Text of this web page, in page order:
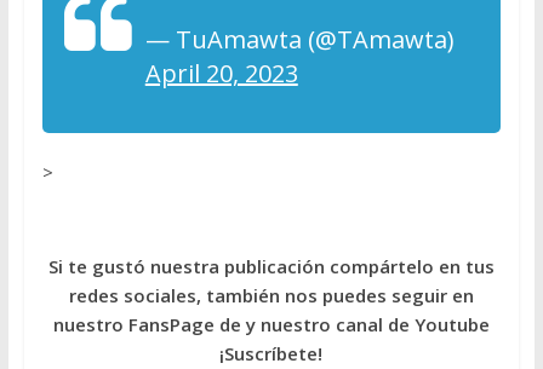
— TuAmawta (@TAmawta)
April 20, 2023
>
Si te gustó nuestra publicación compártelo en tus
redes sociales, también nos puedes seguir en
nuestro FansPage de y nuestro canal de Youtube
¡Suscríbete!